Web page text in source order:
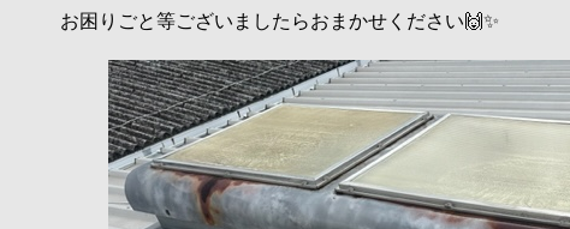
お困りごと等ございましたらおまかせください🙌✨